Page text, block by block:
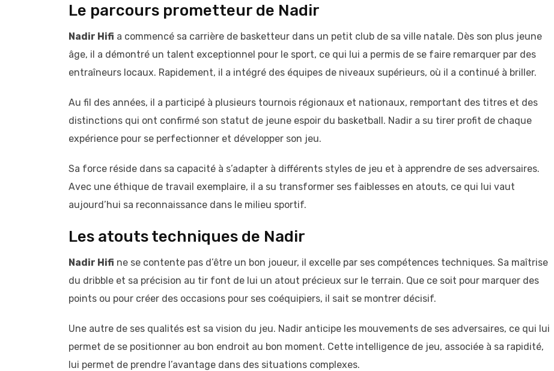
Le parcours prometteur de Nadir
Nadir Hifi a commencé sa carrière de basketteur dans un petit club de sa ville natale. Dès son plus jeune
âge, il a démontré un talent exceptionnel pour le sport, ce qui lui a permis de se faire remarquer par des
entraîneurs locaux. Rapidement, il a intégré des équipes de niveaux supérieurs, où il a continué à briller.
Au fil des années, il a participé à plusieurs tournois régionaux et nationaux, remportant des titres et des
distinctions qui ont confirmé son statut de jeune espoir du basketball. Nadir a su tirer profit de chaque
expérience pour se perfectionner et développer son jeu.
Sa force réside dans sa capacité à s’adapter à différents styles de jeu et à apprendre de ses adversaires.
Avec une éthique de travail exemplaire, il a su transformer ses faiblesses en atouts, ce qui lui vaut
aujourd’hui sa reconnaissance dans le milieu sportif.
Les atouts techniques de Nadir
Nadir Hifi ne se contente pas d’être un bon joueur, il excelle par ses compétences techniques. Sa maîtrise
du dribble et sa précision au tir font de lui un atout précieux sur le terrain. Que ce soit pour marquer des
points ou pour créer des occasions pour ses coéquipiers, il sait se montrer décisif.
Une autre de ses qualités est sa vision du jeu. Nadir anticipe les mouvements de ses adversaires, ce qui lui
permet de se positionner au bon endroit au bon moment. Cette intelligence de jeu, associée à sa rapidité,
lui permet de prendre l’avantage dans des situations complexes.